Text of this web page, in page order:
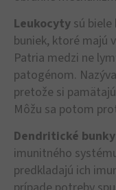
Leukocyty sú biele
buniek, ktoré majú
Patria medzi ne
patogénom.
pretože si
Môžu sa potom
Dendritické bunky
imunitného
predkladajú ich